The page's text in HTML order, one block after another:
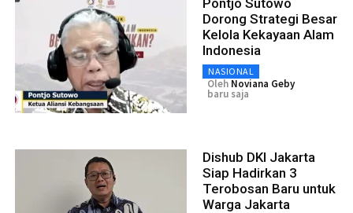
Dorong Strategi Besar
Kelola Kekayaan Alam
Indonesia
NASIONAL
Oleh Noviana Geby
baru saja
Dishub DKI Jakarta
Siap Hadirkan 3
Terobosan Baru untuk
Warga Jakarta